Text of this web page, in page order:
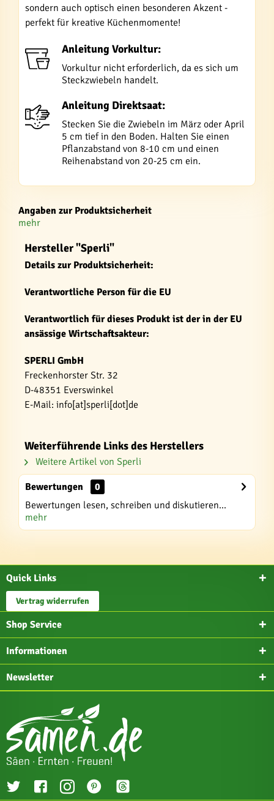
sondern auch optisch einen besonderen Akzent -
perfekt für kreative Küchenmomente!
Anleitung Vorkultur:
Vorkultur nicht erforderlich, da es sich um
Steckzwiebeln handelt.
Anleitung Direktsaat:
Stecken Sie die Zwiebeln im März oder April
5 cm tief in den Boden. Halten Sie einen
Pflanzabstand von 8-10 cm und einen
Reihenabstand von 20-25 cm ein.
Angaben zur Produktsicherheit
mehr
Hersteller "Sperli"
Details zur Produktsicherheit:
Verantwortliche Person für die EU
Verantwortlich für dieses Produkt ist der in der EU
ansässige Wirtschaftsakteur:
SPERLI GmbH
Freckenhorster Str. 32
D-48351 Everswinkel
E-Mail: info[at]sperli[dot]de
Weiterführende Links des Herstellers
Weitere Artikel von Sperli
Bewertungen
0
Bewertungen lesen, schreiben und diskutieren...
mehr
Quick Links
Vertrag widerrufen
Shop Service
Informationen
Newsletter